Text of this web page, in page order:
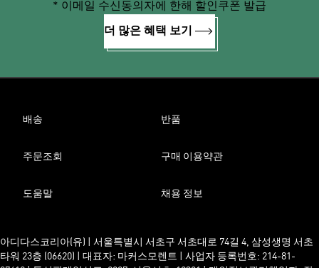
* 이메일 수신동의자에 한해 할인쿠폰 발급
더 많은 혜택 보기
배송 반품
주문조회 구매 이용약관
도움말 채용 정보
아디다스코리아(유) | 서울특별시 서초구 서초대로 74길 4, 삼성생명 서초
타워 23층 (06620) | 대표자: 마커스모렌트 | 사업자 등록번호: 214-81-